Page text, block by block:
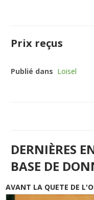
Prix reçus
Publié dans Loisel
DERNIÈRES
BASE DE
AVANT LA QUETE DE